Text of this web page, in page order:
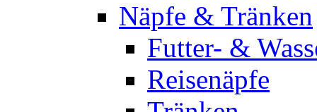
Näpfe & Tränken
Futter- &
Reisenäpfe